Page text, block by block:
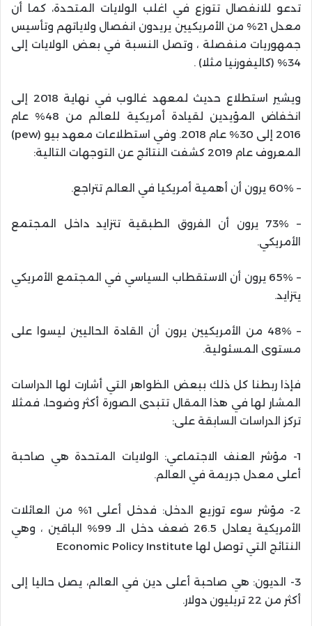
تدعو للانفصال تتوزع في اغلب الولايات المتحدة، كما أن
معدل 21% من الأمريكيين يريدون انفصال ولاياتهم وتأسيس
جمهوريات منفصلة ، وتصل النسبة في بعض الولايات إلى
34% (كاليفورنيا مثلا) .
ويشير استطلاع حديث لمعهد غالوب في نهاية 2018 إلى
انخفاض المؤيدين لقيادة أمريكية للعالم من 48% عام
2016 إلى 30% عام 2018. وفي استطلاعات معهد بيو (pew)
المعروف عام 2019 كشفت النتائج عن التوجهات التالية:
– 60% يرون أن أهمية أمريكيا في العالم تتراجع.
– 73% يرون أن الفروق الطبقية تتزايد داخل المجتمع
الأمريكي.
– 65% يرون أن الاستقطاب السياسي في المجتمع الأمريكي
يتزايد.
– 48% من الأمريكيين يرون أن القادة الحاليين ليسوا على
مستوى المسئولية.
فإذا ربطنا كل ذلك ببعض الظواهر التي أشارت لها الدراسات
المشار لها في هذا المقال تتبدى الصورة أكثر وضوحا، فمثلا
تركز الدراسات السابقة على:
1- مؤشر العنف الاجتماعي: الولايات المتحدة هي صاحبة
أعلى معدل جريمة في العالم.
2- مؤشر سوء توزيع الدخل: فدخل أعلى 1% من العائلات
الأمريكية يعادل 26.5 ضعف دخل الـ 99% الباقين ، وهي
النتائج التي توصل لها Economic Policy Institute
3- الديون: هي صاحبة أعلى دين في العالم، يصل حاليا إلى
أكثر من 22 تريليون دولار.